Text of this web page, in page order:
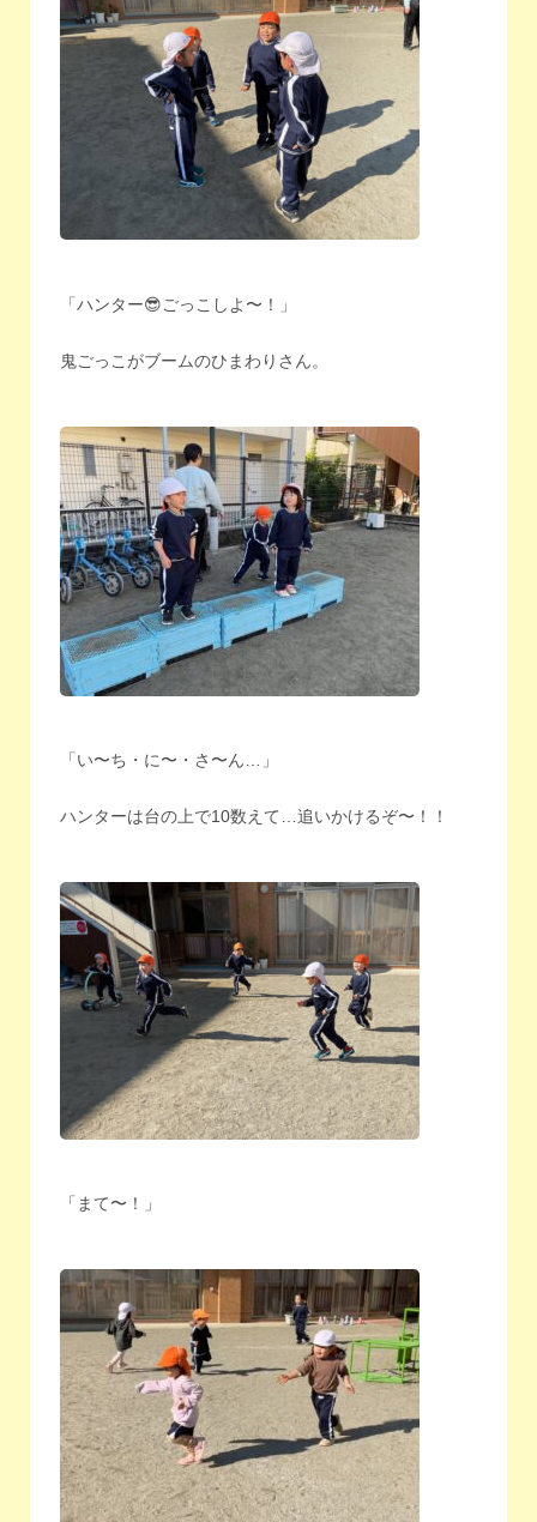
「ハンター😎ごっこしよ〜！」
鬼ごっこがブームのひまわりさん。
「い〜ち・に〜・さ〜ん…」
ハンターは台の上で10数えて…追いかけるぞ〜！！
「まて〜！」